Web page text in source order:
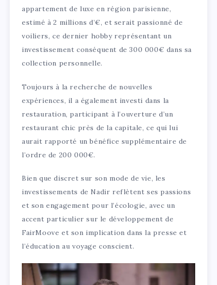
appartement de luxe en région parisienne,
estimé à 2 millions d’€, et serait passionné de
voiliers, ce dernier hobby représentant un
investissement conséquent de 300 000€ dans sa
collection personnelle.
Toujours à la recherche de nouvelles
expériences, il a également investi dans la
restauration, participant à l’ouverture d’un
restaurant chic près de la capitale, ce qui lui
aurait rapporté un bénéfice supplémentaire de
l’ordre de 200 000€.
Bien que discret sur son mode de vie, les
investissements de Nadir reflètent ses passions
et son engagement pour l’écologie, avec un
accent particulier sur le développement de
FairMoove et son implication dans la presse et
l’éducation au voyage conscient.